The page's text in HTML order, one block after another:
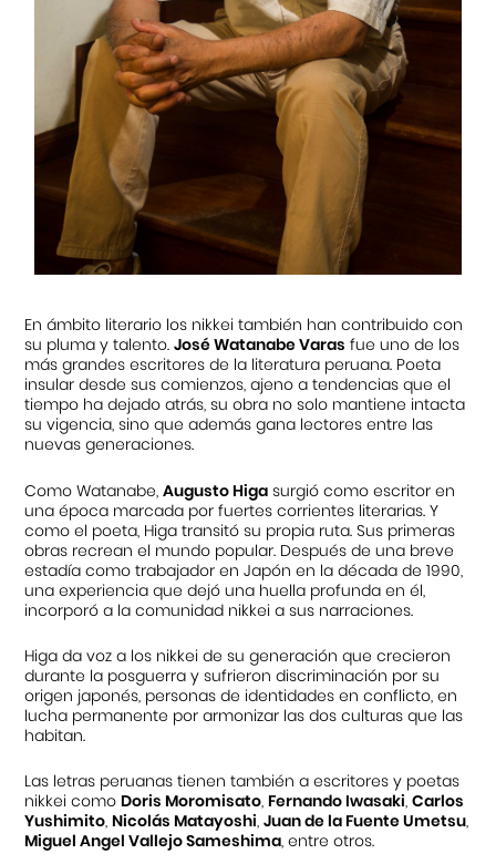
En ámbito literario los nikkei también han contribuido con
su pluma y talento.José Watanabe Varas fue uno de los
más grandes escritores de la literatura peruana. Poeta
insular desde sus comienzos, ajeno a tendencias que el
tiempo ha dejado atrás, su obra no solo mantiene intacta
su vigencia, sino que además gana lectores entre las
nuevas generaciones.
Como Watanabe,Augusto Higa surgió como escritor en
una época marcada por fuertes corrientes literarias. Y
como el poeta, Higa transitó su propia ruta. Sus primeras
obras recrean el mundo popular. Después de una breve
estadía como trabajador en Japón en la década de 1990,
una experiencia que dejó una huella profunda en él,
incorporó a la comunidad nikkei a sus narraciones.
Higa da voz a los nikkei de su generación que crecieron
durante la posguerra y sufrieron discriminación por su
origen japonés, personas de identidades en conflicto, en
lucha permanente por armonizar las dos culturas que las
habitan.
Las letras peruanas tienen también a escritores y poetas
nikkei comoDoris Moromisato,Fernando Iwasaki,Carlos
Yushimito,Nicolás Matayoshi,Juan de la Fuente Umetsu,
Miguel Angel Vallejo Sameshima, entre otros.